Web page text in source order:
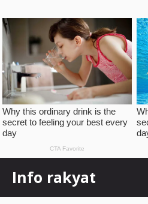
content
Info rakyat